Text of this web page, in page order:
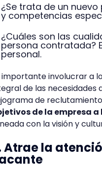
¿Se trata de un
y competencias
¿Cuáles son las
persona contratada?
personal.
importante involucrar a
de las
de
de la empresa
con la visión y
Atrae la